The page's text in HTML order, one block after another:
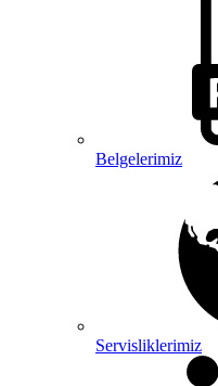
Belgelerimiz
Servisliklerimiz